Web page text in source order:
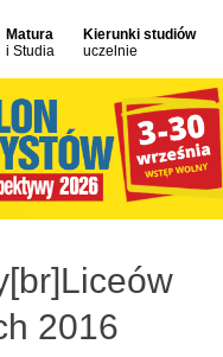
Matura
i Studia
Kierunki studiów
uczelnie
2016